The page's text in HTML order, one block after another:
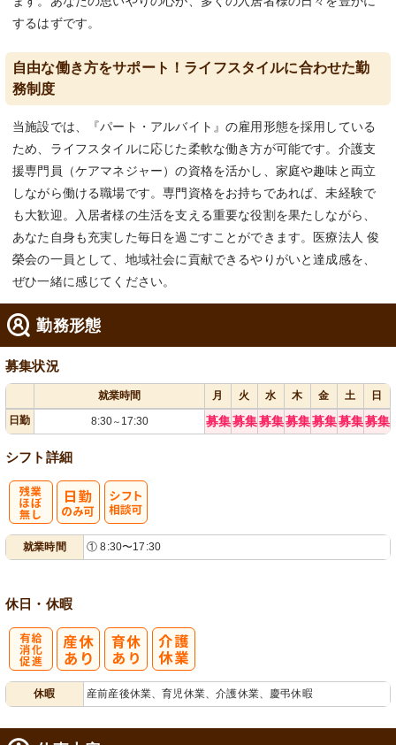
するはずです。
自由な働き方をサポート！ライフスタイルに合わせた勤
務制度
当施設では、『パート・アルバイト』の雇用形態を採用している
ため、ライフスタイルに応じた柔軟な働き方が可能です。介護支
援専門員（ケアマネジャー）の資格を活かし、家庭や趣味と両立
しながら働ける職場です。専門資格をお持ちであれば、未経験で
も大歓迎。入居者様の生活を支える重要な役割を果たしながら、
あなた自身も充実した毎日を過ごすことができます。医療法人 俊
榮会の一員として、地域社会に貢献できるやりがいと達成感を、
ぜひ一緒に感じてください。
勤務形態
募集状況
就業時間 月 火 水 木 金 土
日
日勤
8:30～ 17:30 募集募集募集募集募集募集募集
シフト詳細
就業時間 ① 8:30〜17:30
休日・休暇
休暇 産前産後休業、育児休業、介護休業、慶弔休暇